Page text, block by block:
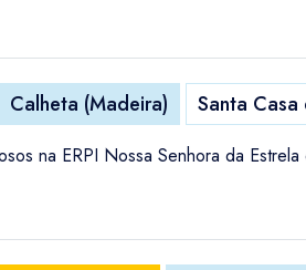
Calheta (Madeira) Santa
na ERPI Nossa Senhora da